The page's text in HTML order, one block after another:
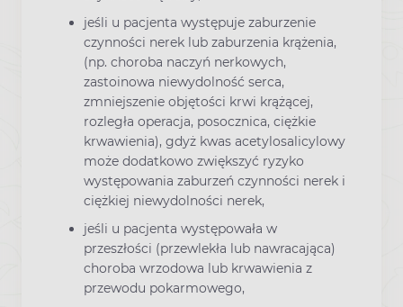
jeśli u pacjenta występuje zaburzenie
czynności nerek lub zaburzenia krążenia,
(np. choroba naczyń nerkowych,
zastoinowa niewydolność serca,
zmniejszenie objętości krwi krążącej,
rozległa operacja, posocznica, ciężkie
krwawienia), gdyż kwas acetylosalicylowy
może dodatkowo zwiększyć ryzyko
występowania zaburzeń czynności nerek i
ciężkiej niewydolności nerek,
jeśli u pacjenta występowała w
przeszłości (przewlekła lub nawracająca)
choroba wrzodowa lub krwawienia z
przewodu pokarmowego,